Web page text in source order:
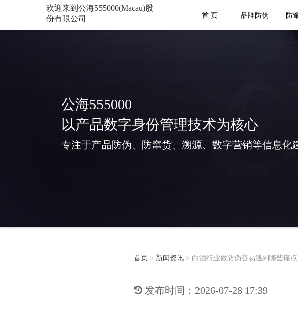
欢迎来到公海555000(Macau)股
份有限公司
首 页
品牌防伪 防
公海555000
以产品数字身份管理技术为核心
专注于产品防伪、防窜货、溯源、数字营销等信息化
首页 > 新闻资讯 > 白酒行业做防伪容易遇到哪些痛
发布时间：2026-07-28 17:39